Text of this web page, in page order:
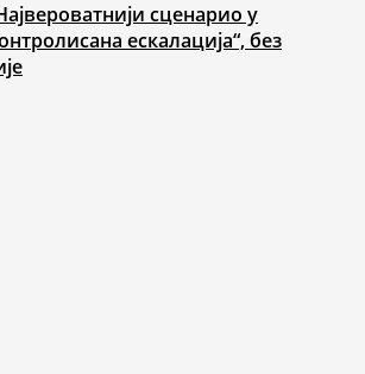
сценарио у
ескалација“, без